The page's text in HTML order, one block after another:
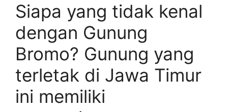
Siapa yang tidak kenal
dengan Gunung
Bromo? Gunung yang
terletak di Jawa Timur
ini memiliki